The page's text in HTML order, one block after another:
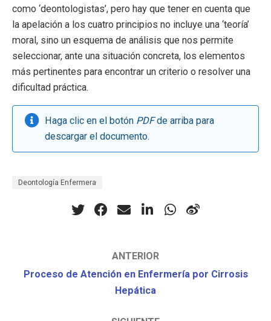
como ‘deontologistas’, pero hay que tener en cuenta que
la apelación a los cuatro principios no incluye una ‘teoría’
moral, sino un esquema de análisis que nos permite
seleccionar, ante una situación concreta, los elementos
más pertinentes para encontrar un criterio o resolver una
dificultad práctica.
Haga clic en el botón PDFde arriba para
descargar el documento.
Deontología Enfermera
ANTERIOR
Proceso de Atención en Enfermería por Cirrosis
Hepática